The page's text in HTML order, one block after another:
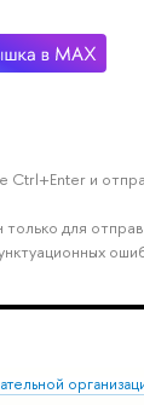
Ctrl+Enter и
для